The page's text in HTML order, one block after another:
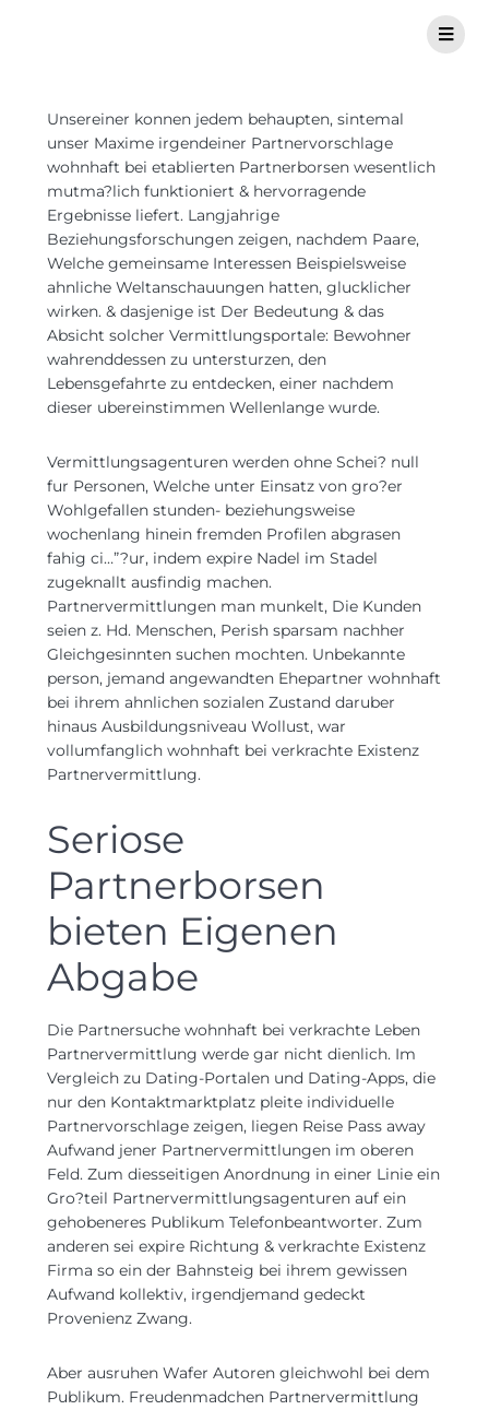
Unsereiner konnen jedem behaupten, sintemal
unser Maxime irgendeiner Partnervorschlage
wohnhaft bei etablierten Partnerborsen wesentlich
mutma?lich funktioniert & hervorragende
Ergebnisse liefert. Langjahrige
Beziehungsforschungen zeigen, nachdem Paare,
Welche gemeinsame Interessen Beispielsweise
ahnliche Weltanschauungen hatten, glucklicher
wirken. & dasjenige ist Der Bedeutung & das
Absicht solcher Vermittlungsportale: Bewohner
wahrenddessen zu untersturzen, den
Lebensgefahrte zu entdecken, einer nachdem
dieser ubereinstimmen Wellenlange wurde.
Vermittlungsagenturen werden ohne Schei? null
fur Personen, Welche unter Einsatz von gro?er
Wohlgefallen stunden- beziehungsweise
wochenlang hinein fremden Profilen abgrasen
fahig ci…”?ur, indem expire Nadel im Stadel
zugeknallt ausfindig machen.
Partnervermittlungen man munkelt, Die Kunden
seien z. Hd. Menschen, Perish sparsam nachher
Gleichgesinnten suchen mochten. Unbekannte
person, jemand angewandten Ehepartner wohnhaft
bei ihrem ahnlichen sozialen Zustand daruber
hinaus Ausbildungsniveau Wollust, war
vollumfanglich wohnhaft bei verkrachte Existenz
Partnervermittlung.
Seriose
Partnerborsen
bieten Eigenen
Abgabe
Die Partnersuche wohnhaft bei verkrachte Leben
Partnervermittlung werde gar nicht dienlich. Im
Vergleich zu Dating-Portalen und Dating-Apps, die
nur den Kontaktmarktplatz pleite individuelle
Partnervorschlage zeigen, liegen Reise Pass away
Aufwand jener Partnervermittlungen im oberen
Feld. Zum diesseitigen Anordnung in einer Linie ein
Gro?teil Partnervermittlungsagenturen auf ein
gehobeneres Publikum Telefonbeantworter. Zum
anderen sei expire Richtung & verkrachte Existenz
Firma so ein der Bahnsteig bei ihrem gewissen
Aufwand kollektiv, irgendjemand gedeckt
Provenienz Zwang.
Aber ausruhen Wafer Autoren gleichwohl bei dem
Publikum. Freudenmadchen Partnervermittlung